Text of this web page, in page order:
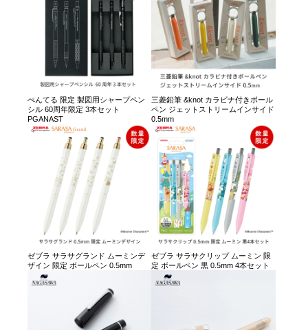
ぺんてる 限定 製図用シャープペン
シル 60周年限定 3本セット
PGANAST
三菱鉛筆 &knot カラビナ付きボール
ペン ジェットストリームインサイド
0.5mm
ゼブラ サラサグランド ムーミンデ
ザイン 限定 ボールペン 0.5mm
ゼブラ サラサクリップ ムーミン 限
定 ボールペン 黒 0.5mm 4本セット